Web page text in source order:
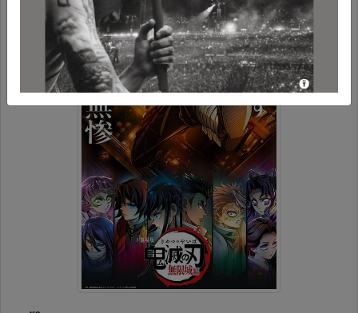
PREZZO SPECIALE
CINEMAINFESTA
10+